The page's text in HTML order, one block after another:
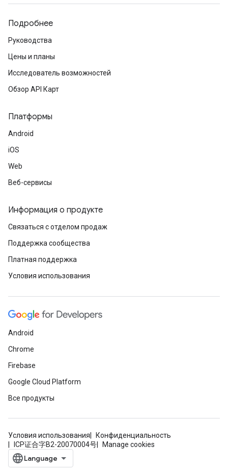
Подробнее
Руководства
Цены и планы
Исследователь возможностей
Обзор API Карт
Платформы
Android
iOS
Web
Веб-сервисы
Информация о продукте
Связаться с отделом продаж
Поддержка сообщества
Платная поддержка
Условия использования
Android
Chrome
Firebase
Google Cloud Platform
Все продукты
Условия использования
Конфиденциальность
ICP证合字B2-20070004号
Manage cookies